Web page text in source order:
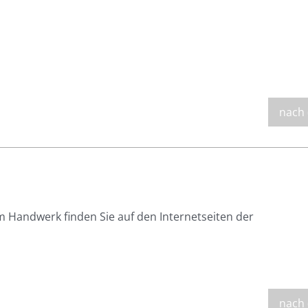
nach
finden Sie auf den Internetseiten der
nach